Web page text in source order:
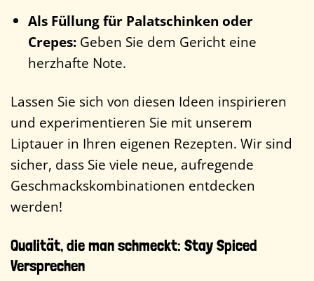
Als Füllung für Palatschinken oder
Crepes:Geben Sie dem Gericht eine
herzhafte Note.
Lassen Sie sich von diesen Ideen inspirieren
und experimentieren Sie mit unserem
Liptauer in Ihren eigenen Rezepten. Wir sind
sicher, dass Sie viele neue, aufregende
Geschmackskombinationen entdecken
werden!
Qualität, die man schmeckt: Stay Spiced
Versprechen